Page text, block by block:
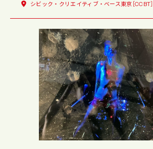
シビック・クリエイティブ・ベース東京［CCBT］